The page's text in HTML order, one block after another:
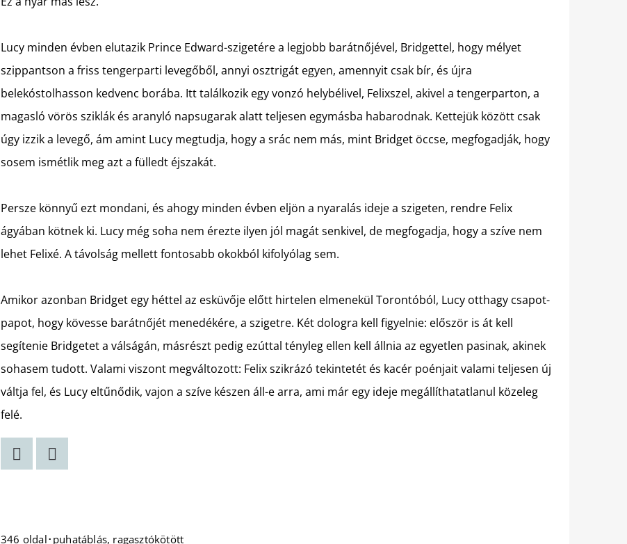
ből
0,0
csillag.
Lucy minden évben elutazik Prince Edward-szigetére a legjobb barátnőjével, Bridgettel, hogy mélyet
szippantson a friss tengerparti levegőből, annyi osztrigát egyen, amennyit csak bír, és újra
belekóstolhasson kedvenc borába. Itt találkozik egy vonzó helybélivel, Felixszel, akivel a tengerparton, a
magasló vörös sziklák és aranyló napsugarak alatt teljesen egymásba habarodnak. Kettejük között csak
úgy izzik a levegő, ám amint Lucy megtudja, hogy a srác nem más, mint Bridget öccse, megfogadják, hogy
sosem ismétlik meg azt a fülledt éjszakát.
Persze könnyű ezt mondani, és ahogy minden évben eljön a nyaralás ideje a szigeten, rendre Felix
ágyában kötnek ki. Lucy még soha nem érezte ilyen jól magát senkivel, de megfogadja, hogy a szíve nem
lehet Felixé. A távolság mellett fontosabb okokból kifolyólag sem.
Amikor azonban Bridget egy héttel az esküvője előtt hirtelen elmenekül Torontóból, Lucy otthagy csapot-
papot, hogy kövesse barátnőjét menedékére, a szigetre. Két dologra kell figyelnie: először is át kell
segítenie Bridgetet a válságán, másrészt pedig ezúttal tényleg ellen kell állnia az egyetlen pasinak, akinek
sohasem tudott. Valami viszont megváltozott: Felix szikrázó tekintetét és kacér poénjait valami teljesen új
váltja fel, és Lucy eltűnődik, vajon a szíve készen áll-e arra, ami már egy ideje megállíthatatlanul közeleg
felé.
346 oldal･puhatáblás, ragasztókötött